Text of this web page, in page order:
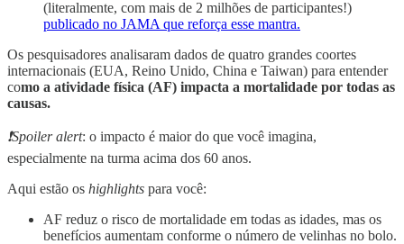
(literalmente, com mais de 2 milhões de participantes!)
publicado no JAMA que reforça esse mantra.
Os pesquisadores analisaram dados de quatro grandes coortes
internacionais (EUA, Reino Unido, China e Taiwan) para entender
como a atividade física (AF) impacta a mortalidade por todas as
causas.
❗Spoiler alert: o impacto é maior do que você imagina,
especialmente na turma acima dos 60 anos.
Aqui estão os highlights para você:
AF reduz o risco de mortalidade em todas as idades, mas os
benefícios aumentam conforme o número de velinhas no bolo.